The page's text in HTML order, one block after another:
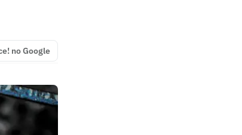
no Google